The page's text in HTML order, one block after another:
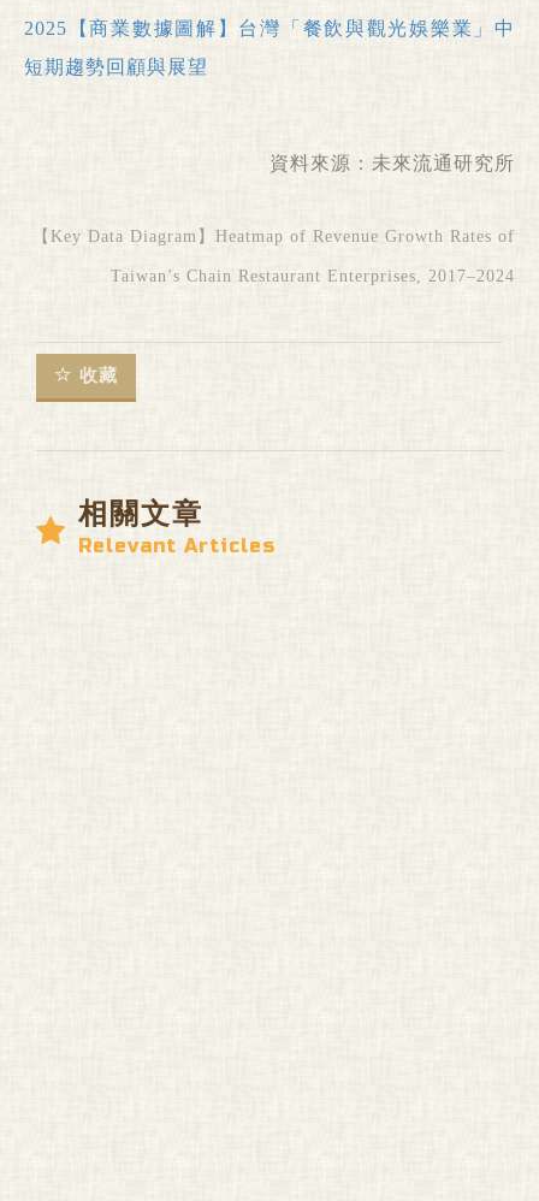
2025【商業數據圖解】台灣「餐飲與觀光娛樂業」中
短期趨勢回顧與展望
資料來源： 未來流通研究所
【Key Data Diagram】Heatmap of Revenue Growth Rates of
Taiwan’s Chain Restaurant Enterprises, 2017–2024
收藏
相關文章
Relevant Articles